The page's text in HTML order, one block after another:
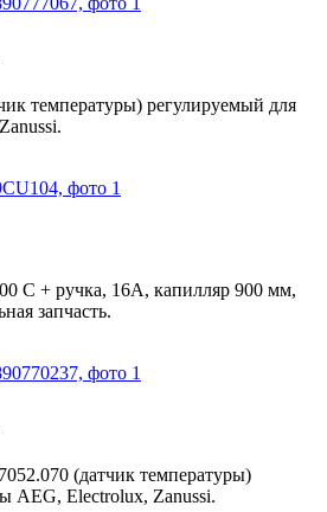
температуры) регулируемый для
C + ручка, 16A, капилляр 900 мм,
запчасть.
(датчик температуры)
AEG, Electrolux, Zanussi.